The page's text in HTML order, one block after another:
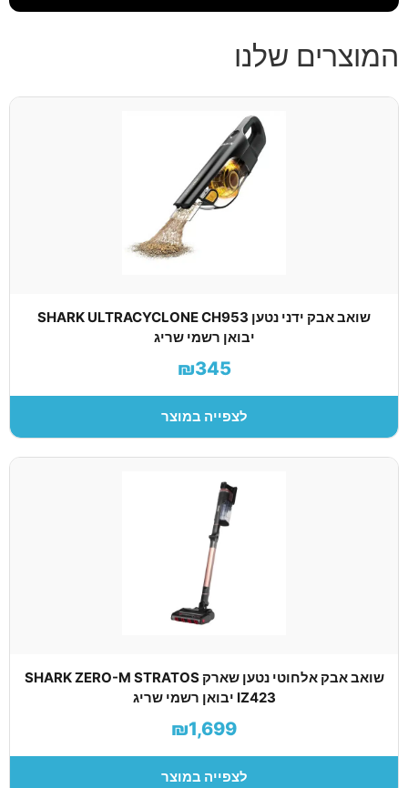
המוצרים שלנו
שואב אבק ידני נטען SHARK ULTRACYCLONE CH953
יבואן רשמי שריג
₪345
לצפייה במוצר
שואב אבק אלחוטי נטען שארק SHARK ZERO-M STRATOS
IZ423 יבואן רשמי שריג
₪1,699
לצפייה במוצר